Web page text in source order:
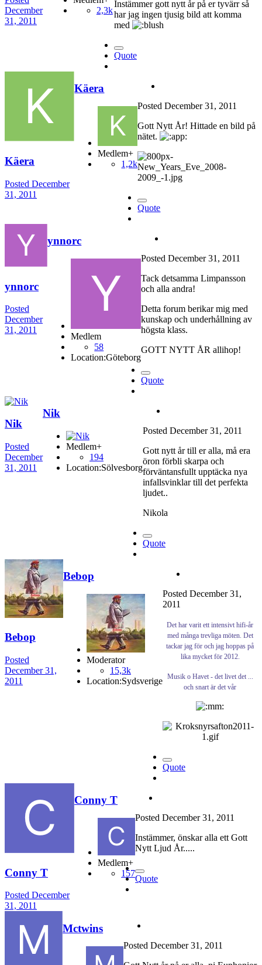
December
31, 2011
2,3k
Instämmer gott nytt år på er tyvärr så
har jag ingen tjusig bild att komma
med
Quote
Käera
Posted December
31, 2011
Käera
Medlem+
1,2k
PostedDecember 31, 2011
Gott Nytt År! Hittade en bild på
nätet.
Quote
ynnorc
Posted
December
31, 2011
ynnorc
Medlem
58
Location:Göteborg
PostedDecember 31, 2011
Tack detsamma Limpansson
och alla andra!
Detta forum berikar mig med
kunskap och underhållning av
högsta klass.
GOTT NYTT ÅR allihop!
Quote
Nik
Posted
December
31, 2011
Nik
Medlem+
194
Location:Sölvesborg
Posted December 31, 2011
Gott nytt år till er alla, må era
öron förbli skarpa och
förväntansfullt upptäcka nya
infallsvinklar till det perfekta
ljudet..
Nikola
Quote
Bebop
Posted
December 31,
2011
Bebop
Moderator
15,3k
Location:Sydsverige
Posted December 31,
2011
Det har varit ett intensivt hifi-år
med många trevliga möten. Det
tackar jag för och jag hoppas på
lika mycket för 2012.
Musik o Havet - det livet det ...
och snart är det vår
Quote
Conny T
Posted December
31, 2011
Conny T
Medlem+
157
PostedDecember 31, 2011
Instämmer, önskar alla ett Gott
Nytt Ljud År.....
Quote
Mctwins
PostedDecember 31, 2011